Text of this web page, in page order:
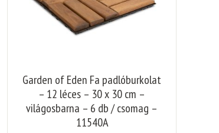
Garden of Eden Fa padlóburkolat
– 12 léces – 30 x 30 cm –
világosbarna – 6 db / csomag –
11540A